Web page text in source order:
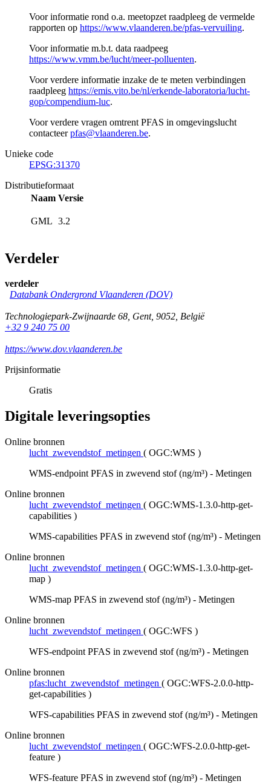
Voor informatie rond o.a. meetopzet raadpleeg de vermelde
rapporten op https://www.vlaanderen.be/pfas-vervuiling.
Voor informatie m.b.t. data raadpeeg
https://www.vmm.be/lucht/meer-polluenten.
Voor verdere informatie inzake de te meten verbindingen
raadpleeg https://emis.vito.be/nl/erkende-laboratoria/lucht-
gop/compendium-luc.
Voor verdere vragen omtrent PFAS in omgevingslucht
contacteerpfas@vlaanderen.be.
Unieke code
EPSG:31370
Distributieformaat
Naam Versie
GML 3.2
Verdeler
verdeler
Databank Ondergrond Vlaanderen (DOV)
Technologiepark-Zwijnaarde 68, Gent, 9052, België
+32 9 240 75 00
https://www.dov.vlaanderen.be
Prijsinformatie
Gratis
Digitale leveringsopties
Online bronnen
lucht_zwevendstof_metingen ( OGC:WMS )
WMS-endpoint PFAS in zwevend stof (ng/m³) - Metingen
Online bronnen
lucht_zwevendstof_metingen ( OGC:WMS-1.3.0-http-get-
capabilities )
WMS-capabilities PFAS in zwevend stof (ng/m³) - Metingen
Online bronnen
lucht_zwevendstof_metingen ( OGC:WMS-1.3.0-http-get-
map )
WMS-map PFAS in zwevend stof (ng/m³) - Metingen
Online bronnen
lucht_zwevendstof_metingen ( OGC:WFS )
WFS-endpoint PFAS in zwevend stof (ng/m³) - Metingen
Online bronnen
pfas:lucht_zwevendstof_metingen ( OGC:WFS-2.0.0-http-
get-capabilities )
WFS-capabilities PFAS in zwevend stof (ng/m³) - Metingen
Online bronnen
lucht_zwevendstof_metingen ( OGC:WFS-2.0.0-http-get-
feature )
WFS-feature PFAS in zwevend stof (ng/m³) - Metingen